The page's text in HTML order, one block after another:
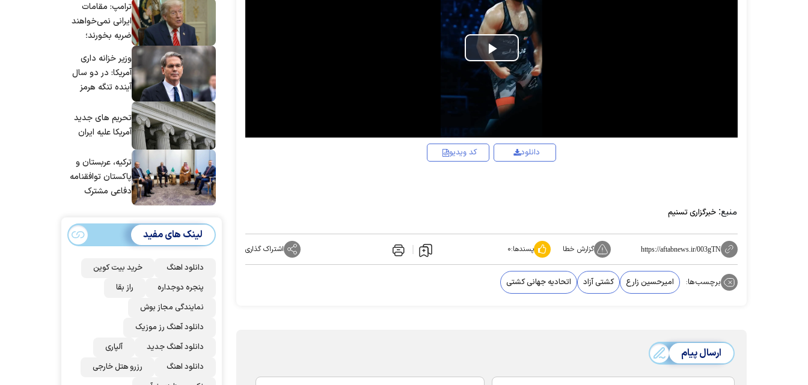
Play
Video
کد ویدیو دانلود
منبع: خبرگزاری تسنیم
https://aftabnews.ir/003gTN گزارش خطا پسندها:۰ اشتراک گذاری
برچسب‌ها: امیرحسین زارع کشتی آزاد اتحادیه جهانی کشتی
ارسال پیام
ترامپ: مقامات
ایرانی نمی‌خواهند
ضربه بخورند؛
توافق برسند
وزیر خزانه داری
آمریکا: در دو سال
آینده تنگه هرمز
شد
تحریم های جدید
آمریکا علیه ایران
ترکیه، عربستان و
پاکستان توافقنامه
دفاعی مشترک
لینک های مفید
دانلود اهنگ
خرید بیت کوین
پنجره دوجداره
راز بقا
نمایندگی مجاز بوش
دانلود آهنگ رز‌ موزیک
دانلود آهنگ جدید
آلپاری
دانلود اهنگ
رزرو هتل خارجی